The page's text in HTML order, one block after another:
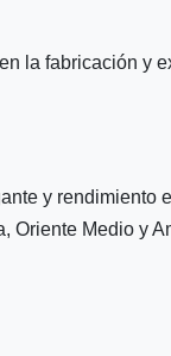
la fabricación y
y rendimiento
Oriente Medio y